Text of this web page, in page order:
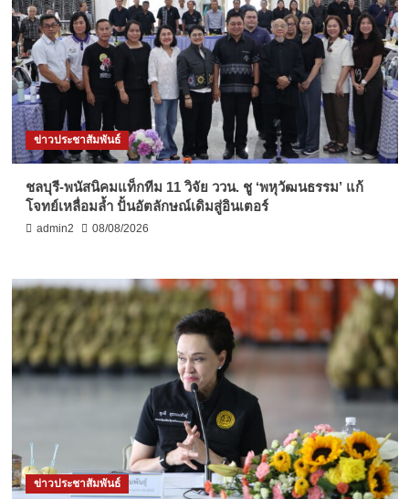
ข่าวประชาสัมพันธ์
ชลบุรี-พนัสนิคมแท็กทีม 11 วิจัย ววน. ชู ‘พหุวัฒนธรรม’ แก้
โจทย์เหลื่อมล้ำ ปั้นอัตลักษณ์เดิมสู่อินเตอร์
admin2 08/08/2026
ข่าวประชาสัมพันธ์